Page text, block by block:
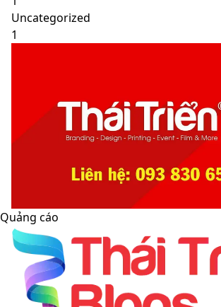
Uncategorized
1
Quảng cáo